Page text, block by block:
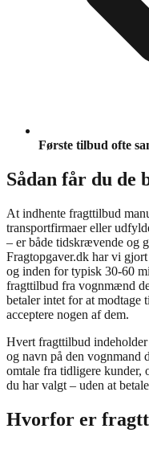
Første tilbud ofte
Sådan får du de
At indhente fragttilbud
transportfirmaer eller
– er både tidskrævende og
Fragtopgaver.dk har vi
og inden for typisk 30-60
fragttilbud fra vognmænd
betaler intet for at modtage
acceptere nogen af dem.
Hvert fragttilbud
og navn på den vognmand
omtale fra tidligere kunder,
du har valgt – uden at
Hvorfor er